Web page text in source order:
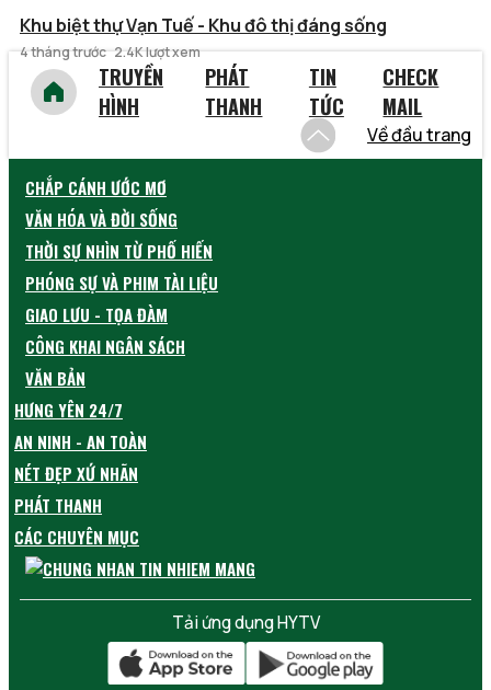
Khu biệt thự Vạn Tuế - Khu đô thị đáng sống
4 tháng trước 2.4K lượt xem
TRUYỀN
HÌNH
PHÁT
THANH
TIN
TỨC
CHECK
MAIL
Về đầu trang
CHẮP CÁNH ƯỚC MƠ
VĂN HÓA VÀ ĐỜI SỐNG
THỜI SỰ NHÌN TỪ PHỐ HIẾN
PHÓNG SỰ VÀ PHIM TÀI LIỆU
GIAO LƯU - TỌA ĐÀM
CÔNG KHAI NGÂN SÁCH
VĂN BẢN
HƯNG YÊN 24/7
AN NINH - AN TOÀN
NÉT ĐẸP XỨ NHÃN
PHÁT THANH
CÁC CHUYÊN MỤC
Tải ứng dụng HYTV